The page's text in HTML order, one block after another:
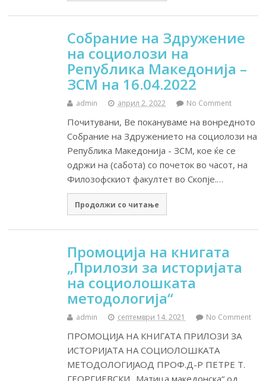
Собрание на Здружение
на социолози на
Република Македонија –
ЗСМ на 16.04.2022
admin април 2, 2022 No Comment
Почитувани, Ве покануваме на вонредното
Собрание на Здружението на социолози на
Република Македонија - ЗСМ, кое ќе се
одржи на (сабота) со почеток во часот, на
Филозофскиот факултет во Скопје.…
Продолжи со читање
Промоција на книгата
„Прилози за историјата
на социолошката
методологија“
admin септември 14, 2021 No Comment
ПРОМОЦИЈА НА КНИГАТА ПРИЛОЗИ ЗА
ИСТОРИЈАТА НА СОЦИОЛОШКАТА
МЕТОДОЛОГИЈАОД ПРОФ.Д-Р ПЕТРЕ Т.